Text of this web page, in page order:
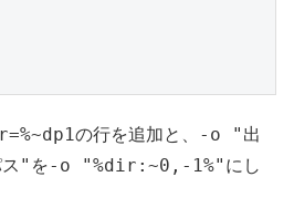
の行を追加と、
-o "出
" を-o "%dir:~0,-1%" にし